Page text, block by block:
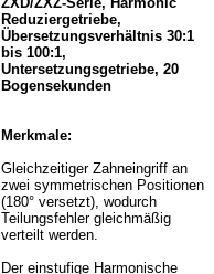
Reduziergetriebe,
Übersetzungsverhältnis 30:1
bis 100:1,
Untersetzungsgetriebe, 20
Bogensekunden
Merkmale:
Gleichzeitiger Zahneingriff an
zwei symmetrischen Positionen
(180° versetzt), wodurch
Teilungsfehler gleichmäßig
verteilt werden.
Der einstufige Harmonische